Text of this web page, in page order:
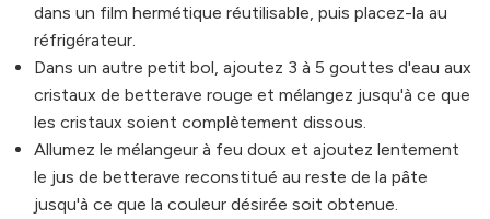
dans un film hermétique réutilisable, puis placez-la au
réfrigérateur.
Dans un autre petit bol, ajoutez 3 à 5 gouttes d'eau aux
cristaux de betterave rouge et mélangez jusqu'à ce que
les cristaux soient complètement dissous.
Allumez le mélangeur à feu doux et ajoutez lentement
le jus de betterave reconstitué au reste de la pâte
jusqu'à ce que la couleur désirée soit obtenue.